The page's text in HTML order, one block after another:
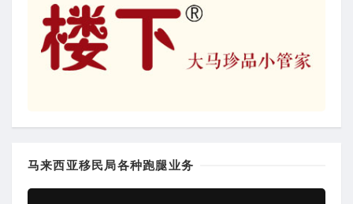
马来西亚移民局各种跑腿业务